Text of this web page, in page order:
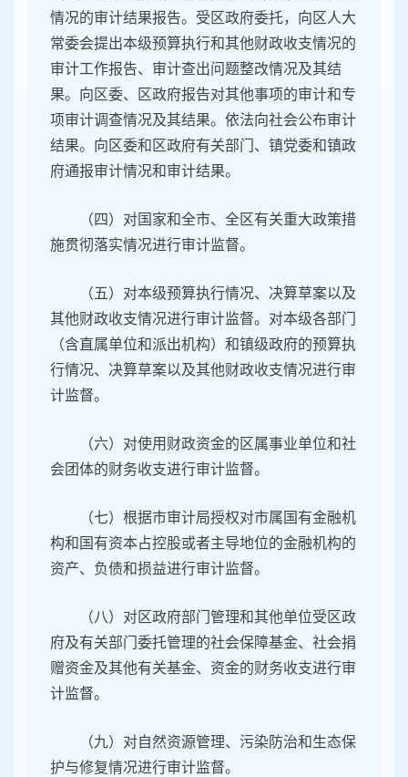
情况的审计结果报告。受区政府委托，向区人大
常委会提出本级预算执行和其他财政收支情况的
审计工作报告、审计查出问题整改情况及其结
果。向区委、区政府报告对其他事项的审计和专
项审计调查情况及其结果。依法向社会公布审计
结果。向区委和区政府有关部门、镇党委和镇政
府通报审计情况和审计结果。
（四）对国家和全市、全区有关重大政策措
施贯彻落实情况进行审计监督。
（五）对本级预算执行情况、决算草案以及
其他财政收支情况进行审计监督。对本级各部门
（含直属单位和派出机构）和镇级政府的预算执
行情况、决算草案以及其他财政收支情况进行审
计监督。
（六）对使用财政资金的区属事业单位和社
会团体的财务收支进行审计监督。
（七）根据市审计局授权对市属国有金融机
构和国有资本占控股或者主导地位的金融机构的
资产、负债和损益进行审计监督。
（八）对区政府部门管理和其他单位受区政
府及有关部门委托管理的社会保障基金、社会捐
赠资金及其他有关基金、资金的财务收支进行审
计监督。
（九）对自然资源管理、污染防治和生态保
护与修复情况进行审计监督。